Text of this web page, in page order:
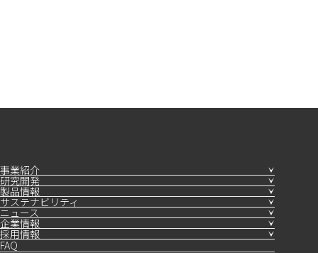
事業紹介
研究開発
製品情報
サステナビリティ
ニュース
企業情報
採用情報
FAQ